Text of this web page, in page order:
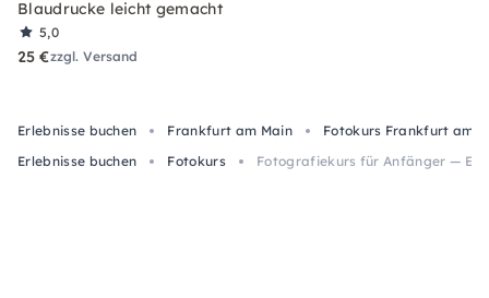
Blaudrucke leicht gemacht
5,0
25 €zzgl. Versand
Erlebnisse buchen Frankfurt am Main
Fotokurs Frankfurt am
Erlebnisse buchen
Fotokurs Fotografiekurs für Anfänger —